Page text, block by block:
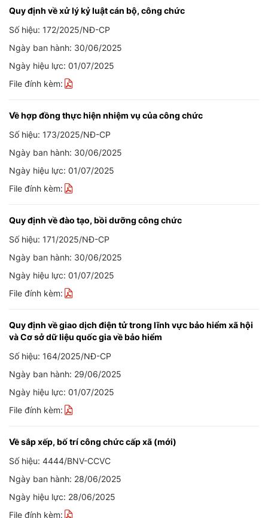
Quy định về xử lý kỷ luật cán bộ, công chức
Số hiệu: 172/2025/NĐ-CP
Ngày ban hành: 30/06/2025
Ngày hiệu lực: 01/07/2025
File đính kèm:
Về hợp đồng thực hiện nhiệm vụ của công chức
Số hiệu: 173/2025/NĐ-CP
Ngày ban hành: 30/06/2025
Ngày hiệu lực: 01/07/2025
File đính kèm:
Quy định về đào tạo, bồi dưỡng công chức
Số hiệu: 171/2025/NĐ-CP
Ngày ban hành: 30/06/2025
Ngày hiệu lực: 01/07/2025
File đính kèm:
Quy định về giao dịch điện tử trong lĩnh vực bảo hiểm xã hội
và Cơ sở dữ liệu quốc gia về bảo hiểm
Số hiệu: 164/2025/NĐ-CP
Ngày ban hành: 29/06/2025
Ngày hiệu lực: 01/07/2025
File đính kèm:
Về sắp xếp, bố trí công chức cấp xã (mới)
Số hiệu: 4444/BNV-CCVC
Ngày ban hành: 28/06/2025
Ngày hiệu lực: 28/06/2025
File đính kèm: